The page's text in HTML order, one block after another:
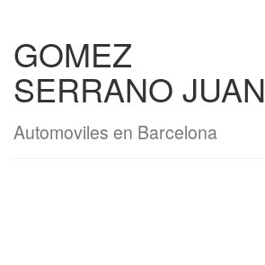
GOMEZ
SERRANO JUAN
Automoviles en Barcelona